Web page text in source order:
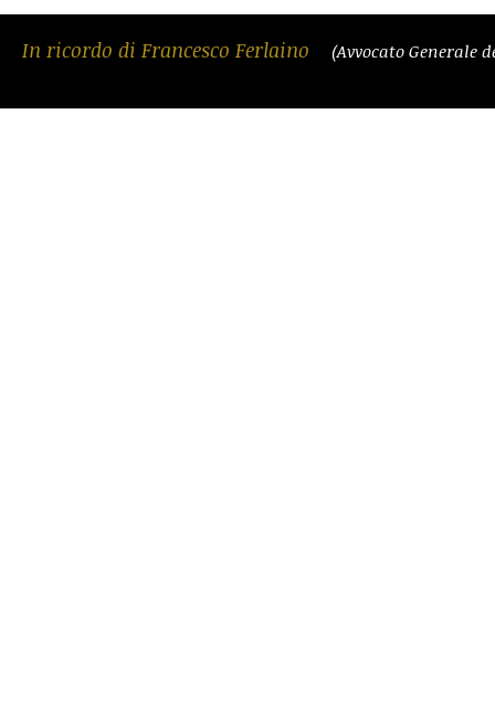
In ricordo di Francesco Ferlaino (Avvocato Generale